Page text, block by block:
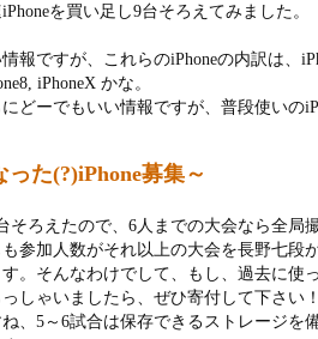
を買い足し9台そろえてみました。
報ですが、これらのiPhoneの内訳は、
iPhoneX かな。
どーでもいい情報ですが、普段使いの
った(?)iPhone募集～
そろえたので、6人までの大会なら全局
参加人数がそれ以上の大会を長野七段
。そんなわけでして、もし、過去に使
しゃいましたら、ぜひ寄付して下さい！
、5～6試合は保存できるストレージを